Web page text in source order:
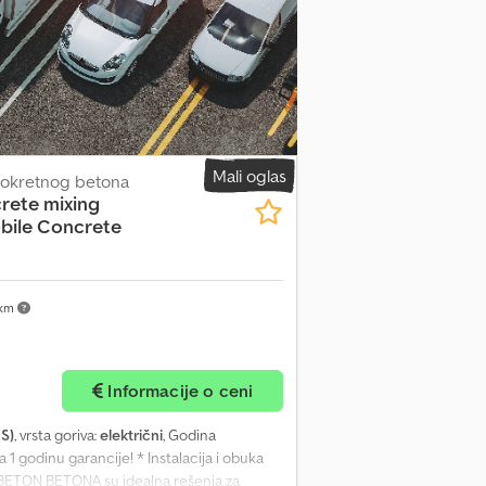
kontrolu, statičnu/dinamičnu Load Cell
mešalicu za beton, koja obezbeđuje
100 Proizvodni kapacitet: 100 m3
– 2,3 m3 Agregatni bunker: 4x15 m3
700 lt Ukupna težina: 27550 kg Ukupna
• Agregatni posmešni poskuplj •
Chassis, Walking Platforms, Ladder •
Hopper • Kompresor za vazduh •
ventil i dodatna oprema • Kontrolni
SLOBODNO NAS
Mali oglas
betona
mixing
Concrete
Informacije o ceni
, vrsta goriva:električni, Godina
1 godinu garancije! * Instalacija i obuka
BETONA su idealna rešenja za